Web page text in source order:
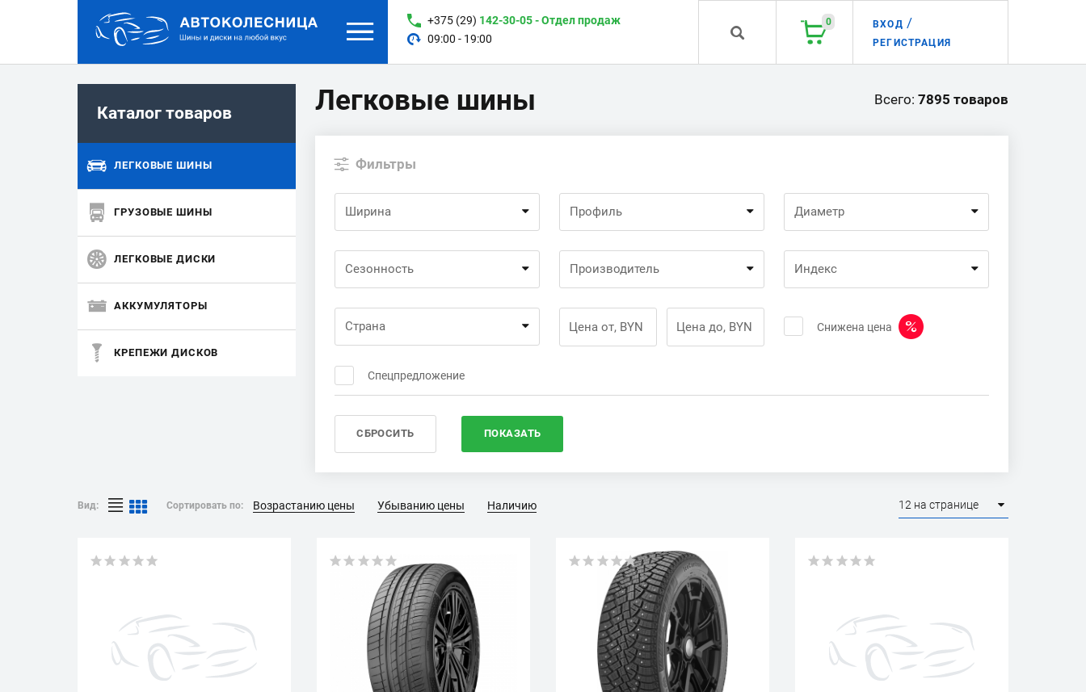
+375 (29) 142-30-05 - Отдел продаж
09:00 - 19:00
0 ВХОД /
РЕГИСТРАЦИЯ
Каталог товаров
ЛЕГКОВЫЕ ШИНЫ
ГРУЗОВЫЕ ШИНЫ
ЛЕГКОВЫЕ ДИСКИ
АККУМУЛЯТОРЫ
КРЕПЕЖИ ДИСКОВ
Легковые шины Всего: 7895 товаров
Фильтры
Ширина Профиль Диаметр
Сезонность Производитель Индекс
Страна Цена от, BYN Цена до, BYN Снижена цена
Спецпредложение
Вид: Сортировать по: Возрастанию цены Убыванию цены Наличию 12 на странице